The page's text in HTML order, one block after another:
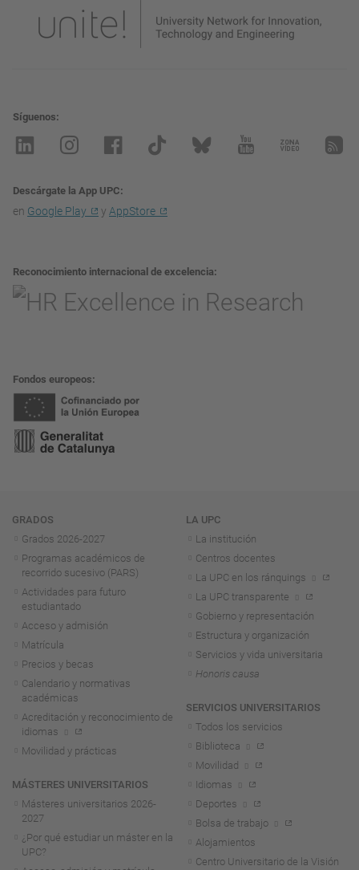
Síguenos
Descárgate la App UPC
en Google Play y AppStore
Reconocimiento internacional de excelencia
Fondos europeos
Navegación
GRADOS
Grados 2026-2027
Programas académicos de
recorrido sucesivo (PARS)
Actividades para futuro
estudiantado
Acceso y admisión
Matrícula
Precios y becas
Calendario y normativas
académicas
Acreditación y reconocimiento de
idiomas
Movilidad y prácticas
MÁSTERES UNIVERSITARIOS
Másteres universitarios 2026-
2027
¿Por qué estudiar un máster en la
UPC?
LA UPC
La institución
Centros docentes
La UPC en los ránquings
La UPC transparente
Gobierno y representación
Estructura y organización
Servicios y vida universitaria
Honoris causa
SERVICIOS UNIVERSITARIOS
Todos los servicios
Biblioteca
Movilidad
Idiomas
Deportes
Bolsa de trabajo
Alojamientos
Centro Universitario de la Visión